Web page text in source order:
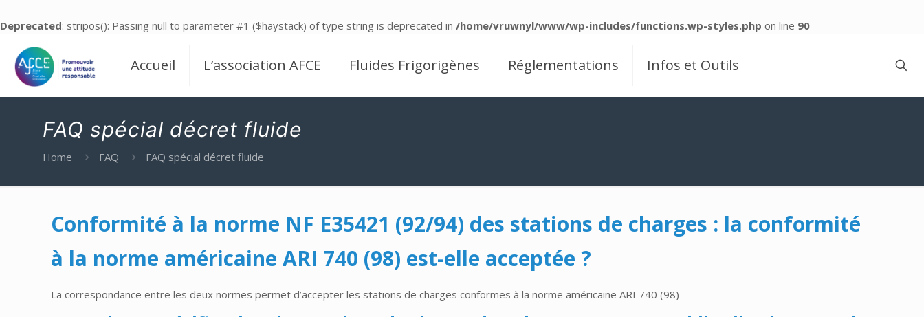
Deprecated: stripos(): Passing null to parameter #1 ($haystack) of type string is deprecated in /home/vruwnyl/www/wp-includes/functions.wp-styles.php on line 90
Accueil L’association AFCE Fluides Frigorigènes Réglementations Infos et Outils
FAQ spécial décret fluide
Home FAQ FAQ spécial décret fluide
Conformité à la norme NF E35421 (92/94) des stations de charges : la conformité
à la norme américaine ARI 740 (98) est-elle acceptée ?
La correspondance entre les deux normes permet d’accepter les stations de charges conformes à la norme américaine ARI 740 (98)